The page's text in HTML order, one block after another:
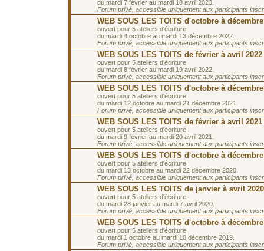
du mardi 7 février au mardi 18 avril 2023.
Forum privé, accessible uniquement aux participants
WEB SOUS LES TOITS d'octobre à décembre
ouvert pour 5 ateliers d'écriture
du mardi 4 octobre au mardi 13 décembre 2022.
Forum privé, accessible uniquement aux participants
WEB SOUS LES TOITS de février à avril 2022
ouvert pour 5 ateliers d'écriture
du mardi 8 février au mardi 19 avril 2022.
Forum privé, accessible uniquement aux participants
WEB SOUS LES TOITS d'octobre à décembre
ouvert pour 5 ateliers d'écriture
du mardi 12 octobre au mardi 21 décembre 2021.
Forum privé, accessible uniquement aux participants
WEB SOUS LES TOITS de février à avril 2021
ouvert pour 5 ateliers d'écriture
du mardi 9 février au mardi 20 avril 2021.
Forum privé, accessible uniquement aux participants
WEB SOUS LES TOITS d'octobre à décembre
ouvert pour 5 ateliers d'écriture
du mardi 13 octobre au mardi 22 décembre 2020.
Forum privé, accessible uniquement aux participants
WEB SOUS LES TOITS de janvier à avril 2020
ouvert pour 5 ateliers d'écriture
du mardi 28 janvier au mardi 7 avril 2020.
Forum privé, accessible uniquement aux participants
WEB SOUS LES TOITS d'octobre à décembre
ouvert pour 5 ateliers d'écriture
du mardi 1 octobre au mardi 10 décembre 2019.
Forum privé, accessible uniquement aux participants